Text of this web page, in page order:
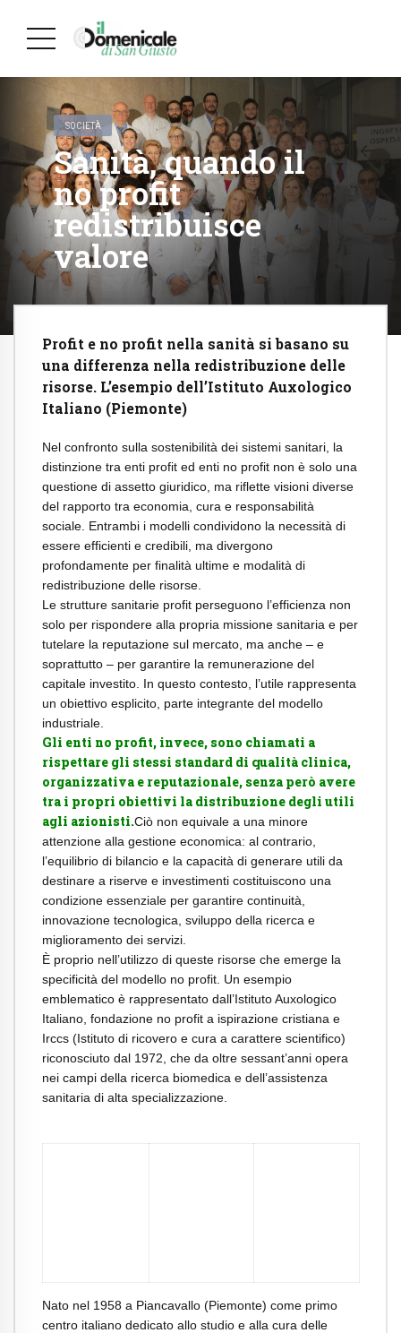
SOCIETÀ
Sanità, quando il
no profit
redistribuisce
valore
Profit e no profit nella sanità si basano su
una differenza nella redistribuzione delle
risorse. L’esempio dell’Istituto Auxologico
Italiano (Piemonte)
Nel confronto sulla sostenibilità dei sistemi sanitari, la
distinzione tra enti profit ed enti no profit non è solo una
questione di assetto giuridico, ma riflette visioni diverse
del rapporto tra economia, cura e responsabilità
sociale. Entrambi i modelli condividono la necessità di
essere efficienti e credibili, ma divergono
profondamente per finalità ultime e modalità di
redistribuzione delle risorse.
Le strutture sanitarie profit perseguono l’efficienza non
solo per rispondere alla propria missione sanitaria e per
tutelare la reputazione sul mercato, ma anche – e
soprattutto – per garantire la remunerazione del
capitale investito. In questo contesto, l’utile rappresenta
un obiettivo esplicito, parte integrante del modello
industriale.
Gli enti no profit, invece, sono chiamati a
rispettare gli stessi standard di qualità clinica,
organizzativa e reputazionale, senza però avere
tra i propri obiettivi la distribuzione degli utili
agli azionisti.Ciò non equivale a una minore
attenzione alla gestione economica: al contrario,
l’equilibrio di bilancio e la capacità di generare utili da
destinare a riserve e investimenti costituiscono una
condizione essenziale per garantire continuità,
innovazione tecnologica, sviluppo della ricerca e
miglioramento dei servizi.
È proprio nell’utilizzo di queste risorse che emerge la
specificità del modello no profit. Un esempio
emblematico è rappresentato dall’Istituto Auxologico
Italiano, fondazione no profit a ispirazione cristiana e
Irccs (Istituto di ricovero e cura a carattere scientifico)
riconosciuto dal 1972, che da oltre sessant’anni opera
nei campi della ricerca biomedica e dell’assistenza
sanitaria di alta specializzazione.
Nato nel 1958 a Piancavallo (Piemonte) come primo
centro italiano dedicato allo studio e alla cura delle